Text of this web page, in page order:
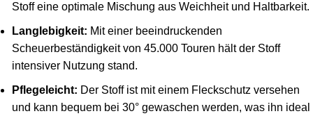
Stoff eine optimale Mischung aus Weichheit und Haltbarkeit.
Langlebigkeit: Mit einer beeindruckenden
Scheuerbeständigkeit von 45.000 Touren hält der Stoff
intensiver Nutzung stand.
Pflegeleicht: Der Stoff ist mit einem Fleckschutz versehen
und kann bequem bei 30° gewaschen werden, was ihn ideal